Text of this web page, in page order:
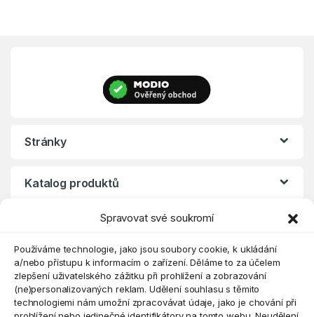
Spravovat své soukromí
Používáme technologie, jako jsou soubory cookie, k ukládání
a/nebo přístupu k informacím o zařízení. Děláme to za účelem
zlepšení uživatelského zážitku při prohlížení a zobrazování
(ne)personalizovaných reklam. Udělení souhlasu s těmito
technologiemi nám umožní zpracovávat údaje, jako je chování při
Stránky
Katalog produktů